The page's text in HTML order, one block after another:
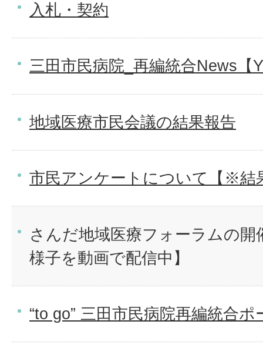
入札・契約
三田市民病院_再編統合News【
地域医療市民会議の結果報告
市民アンケートについて【※結
さんだ地域医療フォーラムの
様子を動画で配信中】
“to go” 三田市民病院再編統合